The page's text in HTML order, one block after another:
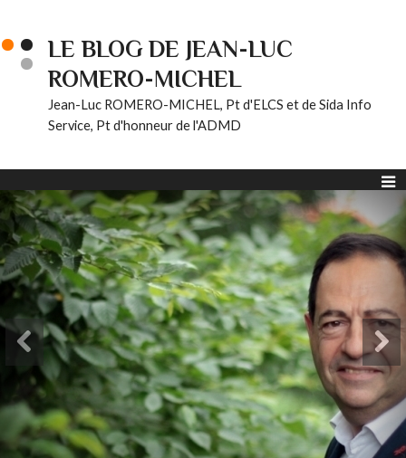
LE BLOG DE JEAN-LUC
ROMERO-MICHEL
Jean-Luc ROMERO-MICHEL, Pt d'ELCS et de Sida Info
Service, Pt d'honneur de l'ADMD